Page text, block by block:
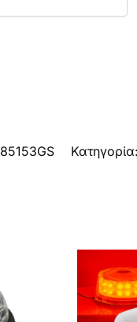
85153GS Κατηγορία: